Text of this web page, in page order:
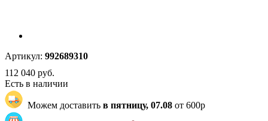
Артикул: 992689310
112 040 руб.
Есть в наличии
Можем доставить в пятницу, 07.08 от 600р